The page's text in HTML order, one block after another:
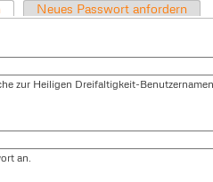
Neues Passwort anfordern
zur Heiligen Dreifaltigkeit-
an.